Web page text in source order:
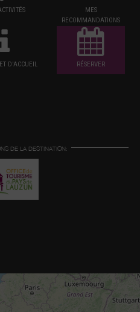
MES
RECOMMANDATIONS
D'ACCUEIL RÉSERVER
DE LA DESTINATION: